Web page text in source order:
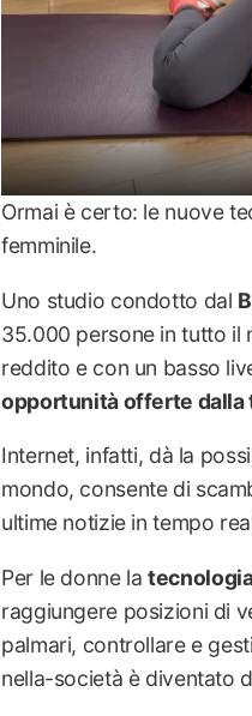
Ormai è certo: le nuove
femminile.
Uno studio condotto dal
35.000 persone in tutto il
reddito e con un basso
opportunità offerte dalla
Internet, infatti, dà la
mondo, consente di
ultime notizie in tempo
Per le donne la
raggiungere posizioni di
palmari, controllare e
nella-società è diventato